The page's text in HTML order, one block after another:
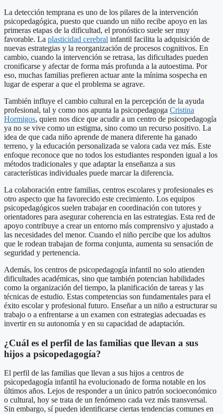
La detección temprana es uno de los pilares de la intervención
psicopedagógica, puesto que cuando un niño recibe apoyo en las
primeras etapas de la dificultad, el pronóstico suele ser muy
favorable. La plasticidad cerebral infantil facilita la adquisición de
nuevas estrategias y la reorganización de procesos cognitivos. En
cambio, cuando la intervención se retrasa, las dificultades pueden
cronificarse y afectar de forma más profunda a la autoestima. Por
eso, muchas familias prefieren actuar ante la mínima sospecha en
lugar de esperar a que el problema se agrave.
También influye el cambio cultural en la percepción de la ayuda
profesional, tal y como nos apunta la psicopedagoga Cristina
Hormigos, quien nos dice que acudir a un centro de psicopedagogía
ya no se vive como un estigma, sino como un recurso positivo. La
idea de que cada niño aprende de manera diferente ha ganado
terreno, y la educación personalizada se valora cada vez más. Este
enfoque reconoce que no todos los estudiantes responden igual a los
métodos tradicionales y que adaptar la enseñanza a sus
características individuales puede marcar la diferencia.
La colaboración entre familias, centros escolares y profesionales es
otro aspecto que ha favorecido este crecimiento. Los equipos
psicopedagógicos suelen trabajar en coordinación con tutores y
orientadores para asegurar coherencia en las estrategias. Esta red de
apoyo contribuye a crear un entorno más comprensivo y ajustado a
las necesidades del menor. Cuando el niño percibe que los adultos
que le rodean trabajan de forma conjunta, aumenta su sensación de
seguridad y pertenencia.
Además, los centros de psicopedagogía infantil no solo atienden
dificultades académicas, sino que también potencian habilidades
como la organización del tiempo, la planificación de tareas y las
técnicas de estudio. Estas competencias son fundamentales para el
éxito escolar y profesional futuro. Enseñar a un niño a estructurar su
trabajo o a enfrentarse a un examen con estrategias adecuadas es
invertir en su autonomía y en su capacidad de adaptación.
¿Cuál es el perfil de las familias que llevan a sus
hijos a psicopedagogía?
El perfil de las familias que llevan a sus hijos a centros de
psicopedagogía infantil ha evolucionado de forma notable en los
últimos años. Lejos de responder a un único patrón socioeconómico
o cultural, hoy se trata de un fenómeno cada vez más transversal.
Sin embargo, sí pueden identificarse ciertas tendencias comunes en